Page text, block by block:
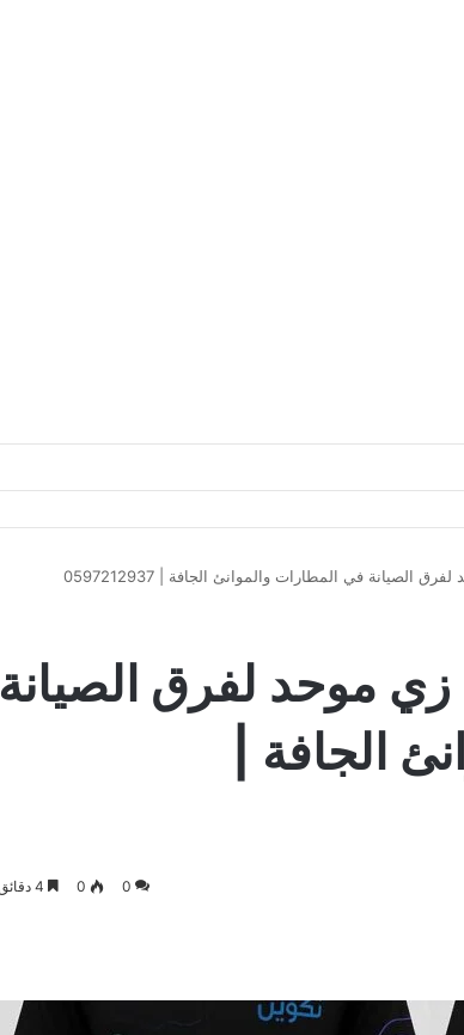
الصيانة في المطارات والموانئ الجافة | 0597212937
زي موحد لفرق الصيانة
الجافة |
0
0